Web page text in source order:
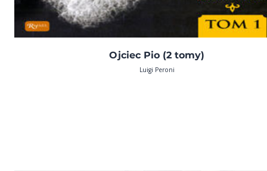
Ojciec Pio (2 tomy)
Luigi Peroni